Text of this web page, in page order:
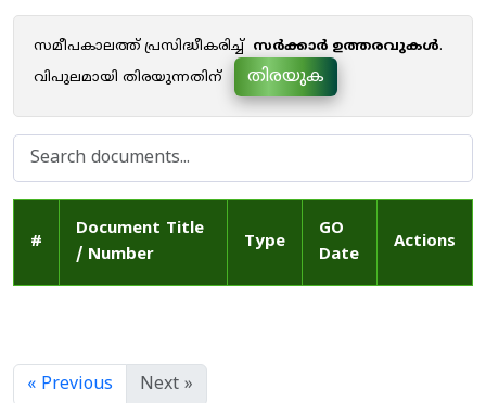
സമീപകാലത്ത് പ്രസിദ്ധീകരിച്ച് സർക്കാർ ഉത്തരവുകൾ.
വിപുലമായി തിരയുന്നതിന്
തിരയുക
#
Document Title
/ Number
Type
GO
Date
Actions
« Previous Next »